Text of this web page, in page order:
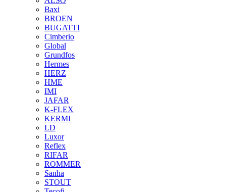
Baxi
BROEN
BUGATTI
Cimberio
Global
Grundfos
Hermes
HERZ
HME
IMI
JAFAR
K-FLEX
KERMI
LD
Luxor
Reflex
RIFAR
ROMMER
Sanha
STOUT